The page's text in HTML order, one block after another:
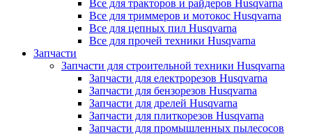
Все для тракторов и райдеров Husqvarna
Все для триммеров и мотокос Husqvarna
Все для цепных пил Husqvarna
Все для прочей техники Husqvarna
Запчасти
Запчасти для строительной техники Husqvarna
Запчасти для електрорезов Husqvarna
Запчасти для бензорезов Husqvarna
Запчасти для дрелей Husqvarna
Запчасти для плиткорезов Husqvarna
Запчасти для промышленных пылесосов